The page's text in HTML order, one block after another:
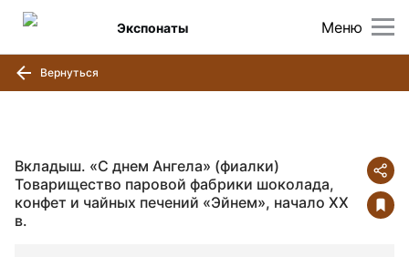
Меню
Экспонаты
Вернуться
Вкладыш. «С днем Ангела» (фиалки)
Товарищество паровой фабрики шоколада,
конфет и чайных печений «Эйнем», начало ХХ
в.